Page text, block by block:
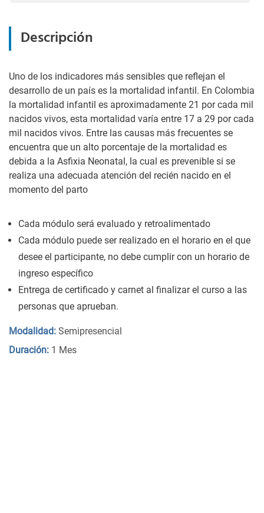
Descripción
Uno de los indicadores más sensibles que reflejan el
desarrollo de un país es la mortalidad infantil. En Colombia
la mortalidad infantil es aproximadamente 21 por cada mil
nacidos vivos, esta mortalidad varía entre 17 a 29 por cada
mil nacidos vivos. Entre las causas más frecuentes se
encuentra que un alto porcentaje de la mortalidad es
debida a la Asfixia Neonatal, la cual es prevenible si se
realiza una adecuada atención del recién nacido en el
momento del parto
Cada módulo será evaluado y retroalimentado
Cada módulo puede ser realizado en el horario en el que
desee el participante, no debe cumplir con un horario de
ingreso específico
Entrega de certificado y carnet al finalizar el curso a las
personas que aprueban.
Modalidad: Semipresencial
Duración: 1 Mes